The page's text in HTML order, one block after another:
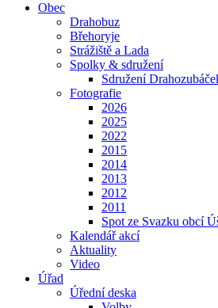
Obec
Drahobuz
Břehoryje
Strážiště a Lada
Spolky & sdružení
Sdružení
Fotografie
2026
2025
2022
2015
2014
2013
2012
2011
Spot ze Svazku obcí
Kalendář akcí
Aktuality
Video
Úřad
Úřední deska